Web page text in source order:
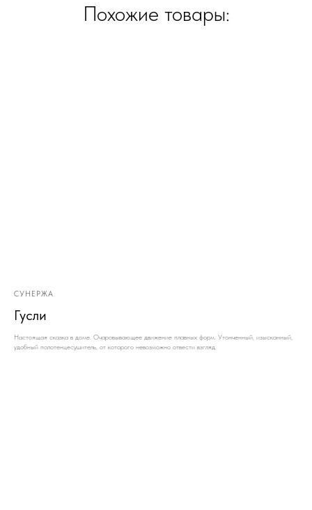
Похожие товары:
СУНЕРЖА
Гусли
Настоящая сказка в доме. Очаровывающее движение плавных форм. Утонченный, изысканный,
удобный полотенцесушитель, от которого невозможно отвести взгляд.